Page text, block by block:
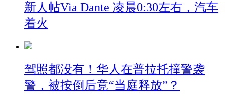
新人帖Via Dante 凌晨0:30左右，汽车
着火
驾照都没有！华人在普拉托撞警袭
警，被按倒后竟“当庭释放”？